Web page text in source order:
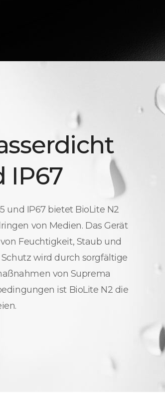
IP67
und IP67 bietet BioLite N2
von Medien. Das Gerät
Feuchtigkeit, Staub und
wird durch sorgfältige
von Suprema
ist BioLite N2 die